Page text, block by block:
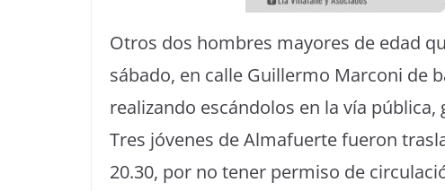
Otros dos hombres mayores de edad
sábado, en calle Guillermo Marconi de
realizando escándolos en la vía
Tres jóvenes de Almafuerte fueron
20.30, por no tener permiso de